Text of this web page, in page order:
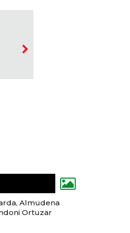
Almudena
Ortuzar